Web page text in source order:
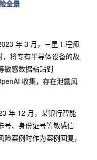
全景
年 3 月，三星工程师
将专有半导体设备的故
敏感数据粘贴到
收集，存在泄露风
年 12 月，某银行智能
号、身份证号等敏感信
案例时作为案例回复，